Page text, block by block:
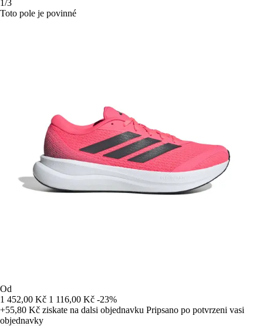
1/3
Toto pole je povinné
Od
1 452,00 Kč 1 116,00 Kč -23%
+55,80 Kč ziskate na dalsi objednavku Pripsano po potvrzeni vasi
objednavky